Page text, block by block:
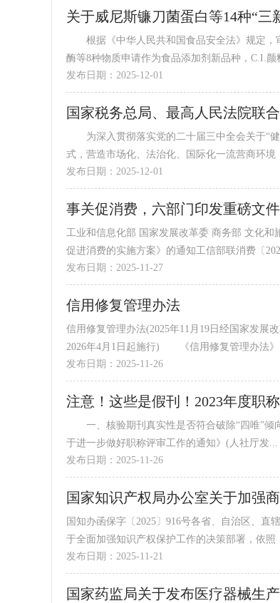
关于威尼斯镰刀菌蛋白等14种“三
根据《中华人民共和国食品安全法》规定，
酶等8种物质申请作为食品添加剂新品种，C.I.颜
发布日期：2025-12-01
国家税务总局、最高人民法院联
为深入贯彻落实党的二十届三中全会关于“健
式，营造市场化、法治化、国际化一流营商环境
发布日期：2025-12-01
事关促消费，六部门印发重磅文件
工业和信息化部 国家发展改革委 商务部 文化
促进消费的实施方案》的通知工信部联消费〔
发布日期：2025-11-27
信用修复管理办法
信用修复管理办法(2025年11月19日经国家发
2026年4月1日起施行) 《信用修复管理办法》
发布日期：2025-11-26
注意！这些是假刊！2023年度职
一、核验期刊真实性是否符合破除“四唯”倾
于进一步做好职称评审工作的通知》(人社厅发...
发布日期：2025-11-26
国家知识产权局办公室关于加强
国知办函保字〔2025〕916号各省、自治区、
于全面加强知识产权保护工作的决策部署，依照
发布日期：2025-11-21
国家药监局关于发布医疗器械生